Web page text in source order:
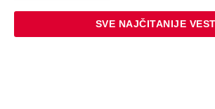
SVE NAJČITANIJE